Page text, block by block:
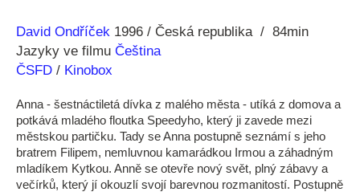
Režie
David Ondříček
Rok 1996 Česká republika
84min
Jazyky ve filmu Čeština
ČSFD / Kinobox
Anna - šestnáctiletá dívka z malého města - utíká z domova a
potkává mladého floutka Speedyho, který ji zavede mezi
městskou partičku. Tady se Anna postupně seznámí s jeho
bratrem Filipem, nemluvnou kamarádkou Irmou a záhadným
mladíkem Kytkou. Anně se otevře nový svět, plný zábavy a
večírků, který jí okouzlí svojí barevnou rozmanitostí. Postupně